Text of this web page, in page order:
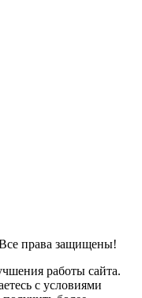
права защищены!
работы сайта.
с условиями